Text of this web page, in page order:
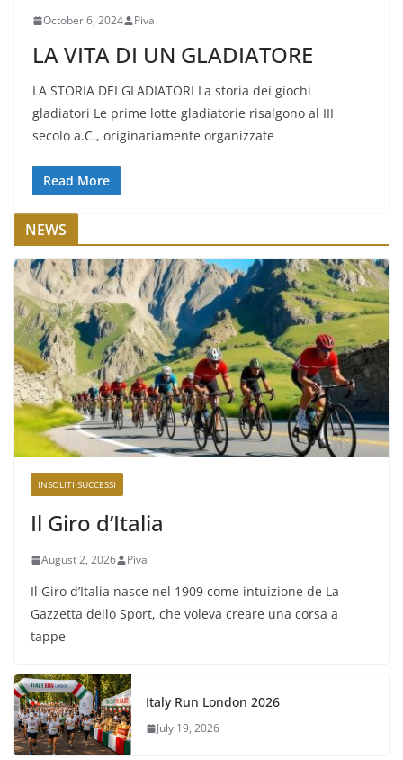
October 6, 2024 Piva
LA VITA DI UN GLADIATORE
LA STORIA DEI GLADIATORI La storia dei giochi
gladiatori Le prime lotte gladiatorie risalgono al III
secolo a.C., originariamente organizzate
Read More
NEWS
INSOLITI SUCCESSI
Il Giro d’Italia
August 2, 2026 Piva
Il Giro d’Italia nasce nel 1909 come intuizione de La
Gazzetta dello Sport, che voleva creare una corsa a
tappe
Italy Run London 2026
July 19, 2026